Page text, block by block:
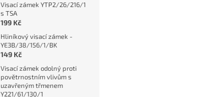
Visací zámek YTP2/26/216/1
s TSA
199 Kč
Hliníkový visací zámek -
YE3B/38/156/1/BK
149 Kč
Visací zámek odolný proti
povětrnostním vlivům s
uzavřeným třmenem
Y221/61/130/1